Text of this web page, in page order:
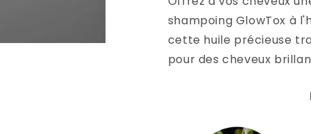
shampoing GlowTox à
cette huile précieuse
pour des cheveux